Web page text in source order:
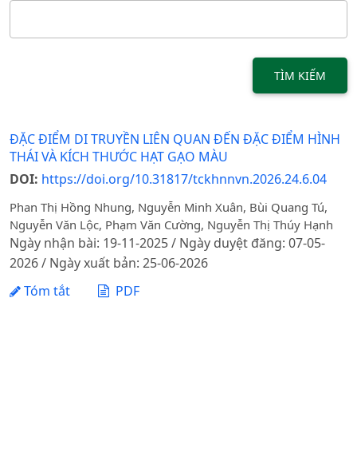
TÌM KIẾM
ĐẶC ĐIỂM DI TRUYỀN LIÊN QUAN ĐẾN ĐẶC ĐIỂM HÌNH
THÁI VÀ KÍCH THƯỚC HẠT GẠO MÀU
DOI: https://doi.org/10.31817/tckhnnvn.2026.24.6.04
Phan Thị Hồng Nhung, Nguyễn Minh Xuân, Bùi Quang Tú,
Nguyễn Văn Lộc, Phạm Văn Cường, Nguyễn Thị Thúy Hạnh
Ngày nhận bài: 19-11-2025 / Ngày duyệt đăng: 07-05-
2026 / Ngày xuất bản: 25-06-2026
Tóm tắt
PDF